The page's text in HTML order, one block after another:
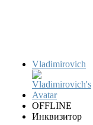
Vladimirovich
OFFLINE
Инквизитор